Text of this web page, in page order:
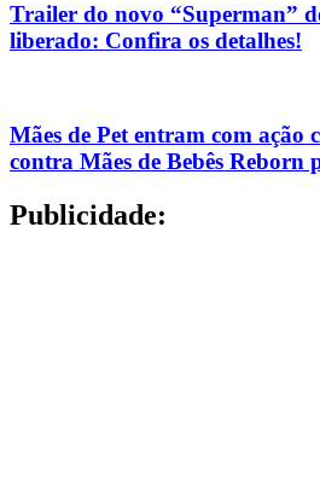
Trailer do novo “Superman”
liberado: Confira os detalhes!
Mães de Pet entram com ação
contra Mães de Bebês Reborn
Publicidade: